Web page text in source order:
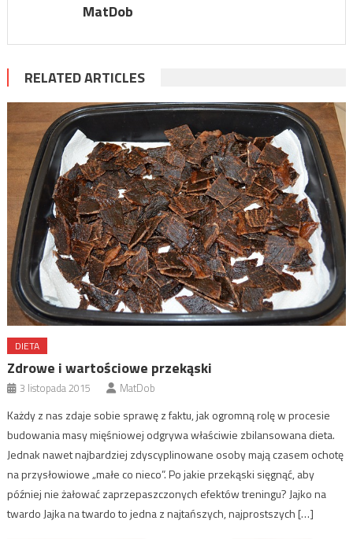
MatDob
RELATED ARTICLES
DIETA
Zdrowe i wartościowe przekąski
3 listopada 2015 MatDob
Każdy z nas zdaje sobie sprawę z faktu, jak ogromną rolę w procesie
budowania masy mięśniowej odgrywa właściwie zbilansowana dieta.
Jednak nawet najbardziej zdyscyplinowane osoby mają czasem ochotę
na przysłowiowe „małe co nieco”. Po jakie przekąski sięgnąć, aby
później nie żałować zaprzepaszczonych efektów treningu? Jajko na
twardo Jajka na twardo to jedna z najtańszych, najprostszych […]